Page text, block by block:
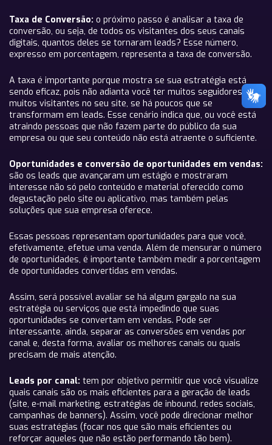
Taxa de Conversão: o próximo passo é analisar a taxa de
conversão, ou seja, de todos os visitantes dos seus canais
digitais, quantos deles se tornaram leads? Esse número,
expresso em porcentagem, representa a taxa de conversão.
A taxa é importante porque mostra se sua estratégia está
sendo eficaz, pois não adianta você ter muitos seguidores e
muitos visitantes no seu site, se há poucos que se
transformam em leads. Esse cenário indica que, ou você está
atraindo pessoas que não fazem parte do público da sua
empresa ou que seu conteúdo não está atraente o suficiente.
Oportunidades e conversão de oportunidades em vendas:
são os leads que avançaram um estágio e mostraram
interesse não só pelo conteúdo e material oferecido como
degustação pelo site ou aplicativo, mas também pelas
soluções que sua empresa oferece.
Essas pessoas representam oportunidades para que você,
efetivamente, efetue uma venda. Além de mensurar o número
de oportunidades, é importante também medir a porcentagem
de oportunidades convertidas em vendas.
Assim, será possível avaliar se há algum gargalo na sua
estratégia ou serviços que está impedindo que suas
oportunidades se convertam em vendas. Pode ser
interessante, ainda, separar as conversões em vendas por
canal e, desta forma, avaliar os melhores canais ou quais
precisam de mais atenção.
Leads por canal: tem por objetivo permitir que você visualize
quais canais são os mais eficientes para a geração de leads
(site, e-mail marketing, estratégias de inbound, redes sociais,
campanhas de banners). Assim, você pode direcionar melhor
suas estratégias (focar nos que são mais eficientes ou
reforçar aqueles que não estão performando tão bem).